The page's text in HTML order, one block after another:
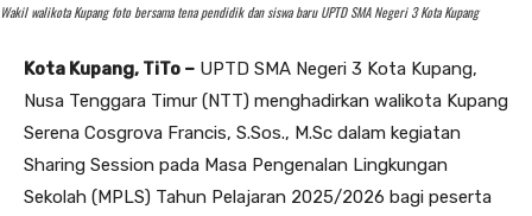
Wakil walikota Kupang foto bersama tena pendidik dan siswa baru UPTD SMA Negeri 3 Kota Kupang
Kota Kupang, TiTo – UPTD SMA Negeri 3 Kota Kupang,
Nusa Tenggara Timur (NTT) menghadirkan walikota Kupang
Serena Cosgrova Francis, S.Sos., M.Sc dalam kegiatan
Sharing Session pada Masa Pengenalan Lingkungan
Sekolah (MPLS) Tahun Pelajaran 2025/2026 bagi peserta